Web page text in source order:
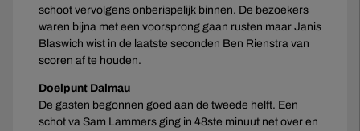
schoot vervolgens onberispelijk binnen. De bezoekers
waren bijna met een voorsprong gaan rusten maar Janis
Blaswich wist in de laatste seconden Ben Rienstra van
scoren af te houden.
Doelpunt Dalmau
De gasten begonnen goed aan de tweede helft. Een
schot va Sam Lammers ging in 48ste minuut net over en